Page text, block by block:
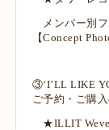
メンバー別フ
【Concept
③‘I’LL LIKE
ご予約・ご購
★ILLIT